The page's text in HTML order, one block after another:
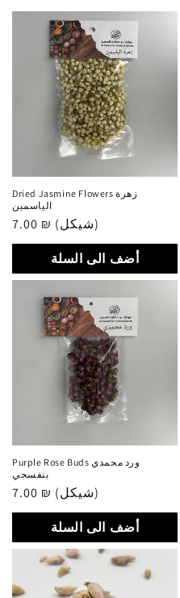
Dried Jasmine Flowers زهرة
الياسمين
Regular
price
7.00 ₪ (شيكل)
أضف الى السلة
Purple Rose Buds ورد محمدي
بنفسجي
Regular
price
7.00 ₪ (شيكل)
أضف الى السلة